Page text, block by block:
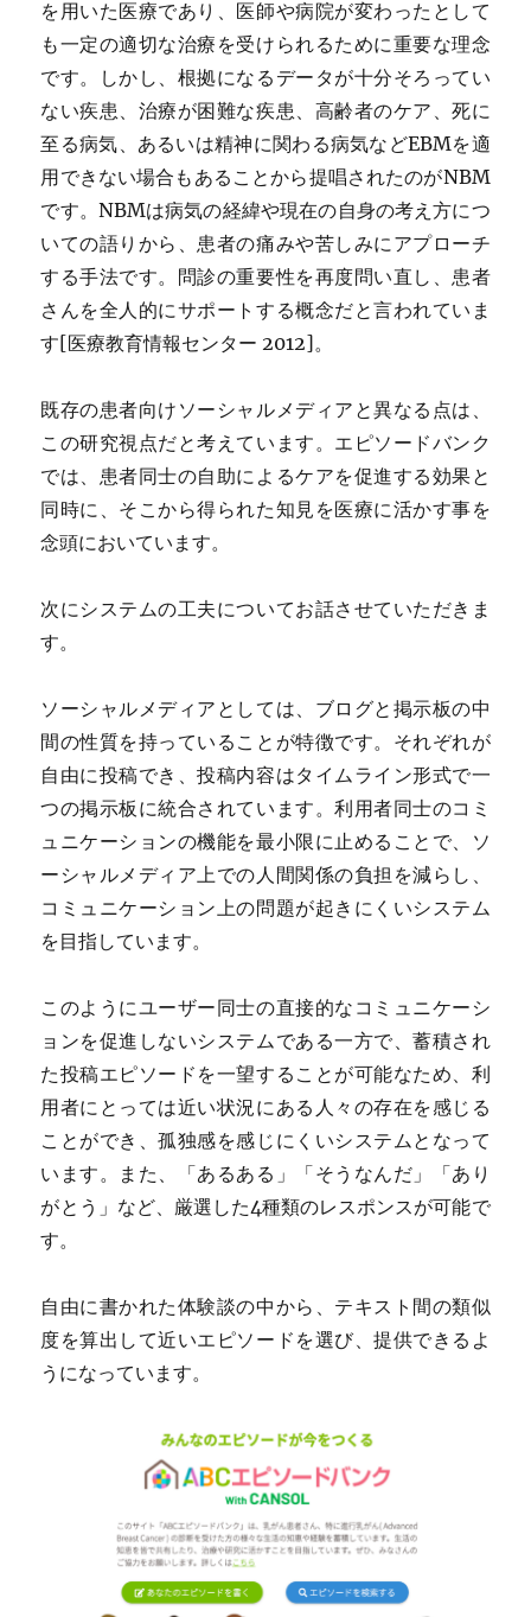
を用いた医療であり、医師や病院が変わったとして
も一定の適切な治療を受けられるために重要な理念
です。しかし、根拠になるデータが十分そろってい
ない疾患、治療が困難な疾患、高齢者のケア、死に
至る病気、あるいは精神に関わる病気などEBMを適
用できない場合もあることから提唱されたのがNBM
です。NBMは病気の経緯や現在の自身の考え方につ
いての語りから、患者の痛みや苦しみにアプローチ
する手法です。問診の重要性を再度問い直し、患者
さんを全人的にサポートする概念だと言われていま
す[医療教育情報センター 2012]。
既存の患者向けソーシャルメディアと異なる点は、
この研究視点だと考えています。エピソードバンク
では、患者同士の自助によるケアを促進する効果と
同時に、そこから得られた知見を医療に活かす事を
念頭においています。
次にシステムの工夫についてお話させていただきま
す。
ソーシャルメディアとしては、ブログと掲示板の中
間の性質を持っていることが特徴です。それぞれが
自由に投稿でき、投稿内容はタイムライン形式で一
つの掲示板に統合されています。利用者同士のコミ
ュニケーションの機能を最小限に止めることで、ソ
ーシャルメディア上での人間関係の負担を減らし、
コミュニケーション上の問題が起きにくいシステム
を目指しています。
このようにユーザー同士の直接的なコミュニケーシ
ョンを促進しないシステムである一方で、蓄積され
た投稿エピソードを一望することが可能なため、利
用者にとっては近い状況にある人々の存在を感じる
ことができ、孤独感を感じにくいシステムとなって
います。また、「あるある」「そうなんだ」「あり
がとう」など、厳選した4種類のレスポンスが可能で
す。
自由に書かれた体験談の中から、テキスト間の類似
度を算出して近いエピソードを選び、提供できるよ
うになっています。